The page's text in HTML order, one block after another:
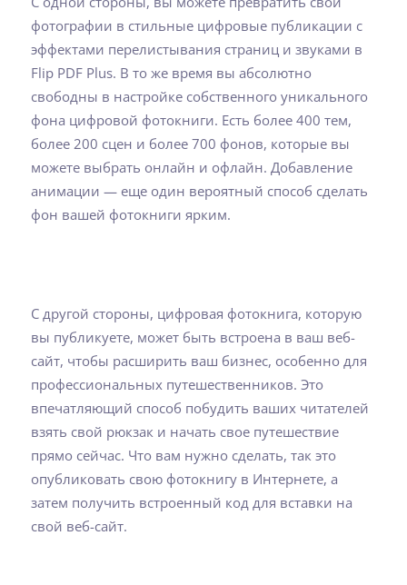
фотографии в стильные цифровые публикации с
эффектами перелистывания страниц и звуками в
Flip PDF Plus. В то же время вы абсолютно
свободны в настройке собственного уникального
фона цифровой фотокниги. Есть более 400 тем,
более 200 сцен и более 700 фонов, которые вы
можете выбрать онлайн и офлайн. Добавление
анимации — еще один вероятный способ сделать
фон вашей фотокниги ярким.
С другой стороны, цифровая фотокнига, которую
вы публикуете, может быть встроена в ваш веб-
сайт, чтобы расширить ваш бизнес, особенно для
профессиональных путешественников. Это
впечатляющий способ побудить ваших читателей
взять свой рюкзак и начать свое путешествие
прямо сейчас. Что вам нужно сделать, так это
опубликовать свою фотокнигу в Интернете, а
затем получить встроенный код для вставки на
свой веб-сайт.